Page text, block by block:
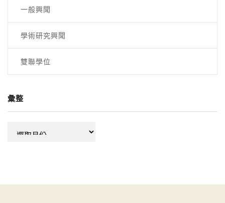
一般興聞
學術研究興聞
雙聯學位
彙整